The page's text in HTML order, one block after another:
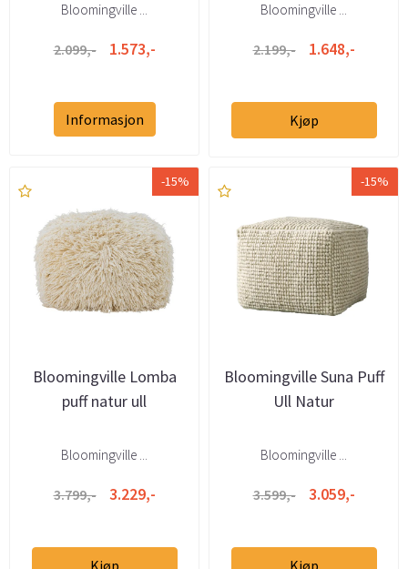
Bloomingville ...
2.099,- 1.573,-
Informasjon
Bloomingville ...
2.199,- 1.648,-
Kjøp
-15%
Bloomingville Lomba
puff natur ull
Bloomingville ...
3.799,- 3.229,-
-15%
Bloomingville Suna Puff
Ull Natur
Bloomingville ...
3.599,- 3.059,-